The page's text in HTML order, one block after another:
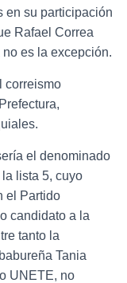
en su participación
Rafael Correa
es la excepción.
correismo
el denominado
lista 5, cuyo
el Partido
candidato a la
tanto la
Tania
UNETE, no